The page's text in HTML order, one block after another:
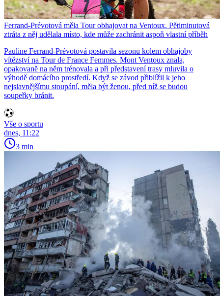
Ferrand-Prévotová měla Tour obhajovat na Ventoux. Pětiminutová
ztráta z něj udělala místo, kde může zachránit aspoň vlastní příběh
Pauline Ferrand-Prévotová postavila sezonu kolem obhajoby
vítězství na Tour de France Femmes. Mont Ventoux znala,
opakovaně na něm trénovala a při představení trasy mluvila o
výhodě domácího prostředí. Když se závod přiblížil k jeho
nejslavnějšímu stoupání, měla být ženou, před níž se budou
soupeřky bránit.
Vše o sportu
dnes, 11:22
3 min